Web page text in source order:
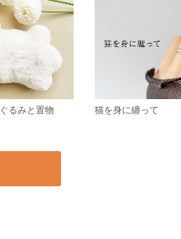
るみと置物 猫を身に纏って